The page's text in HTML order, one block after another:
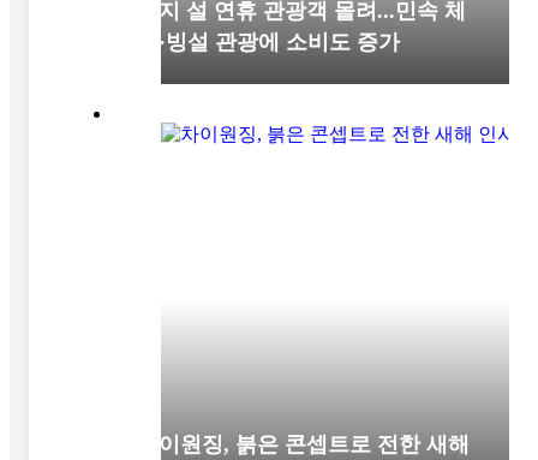
옌지 설 연휴 관광객 몰려...민속 체
험·빙설 관광에 소비도 증가
차이원징, 붉은 콘셉트로 전한 새해